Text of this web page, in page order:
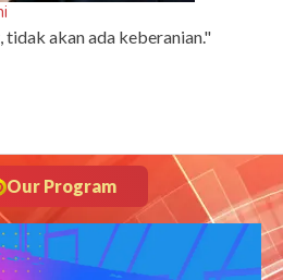
tidak akan ada keberanian."
Our Program